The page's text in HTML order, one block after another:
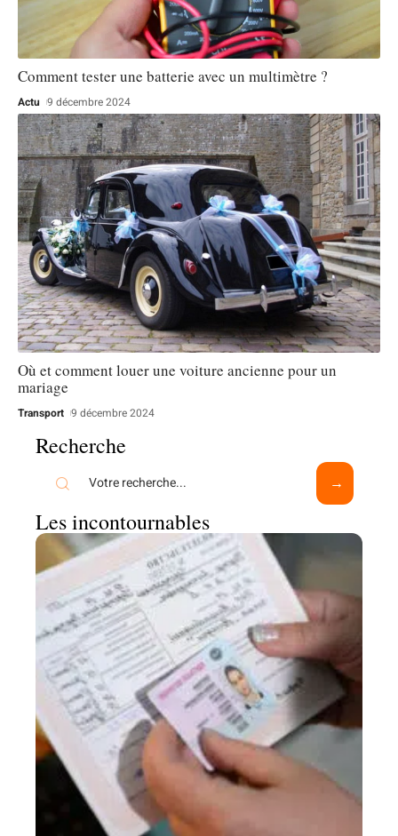
Comment tester une batterie avec un multimètre ?
Actu 9 décembre 2024
Où et comment louer une voiture ancienne pour un
mariage
Transport 9 décembre 2024
Recherche
Les incontournables